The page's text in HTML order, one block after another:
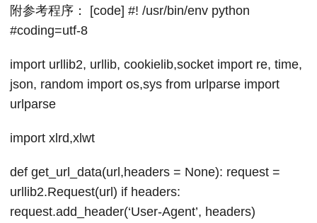
附参考程序： [code] #! /usr/bin/env python
#coding=utf-8
import urllib2, urllib, cookielib,socket import re, time,
json, random import os,sys from urlparse import
urlparse
import xlrd,xlwt
def get_url_data(url,headers = None): request =
urllib2.Request(url) if headers:
request.add_header(‘User-Agent’, headers)